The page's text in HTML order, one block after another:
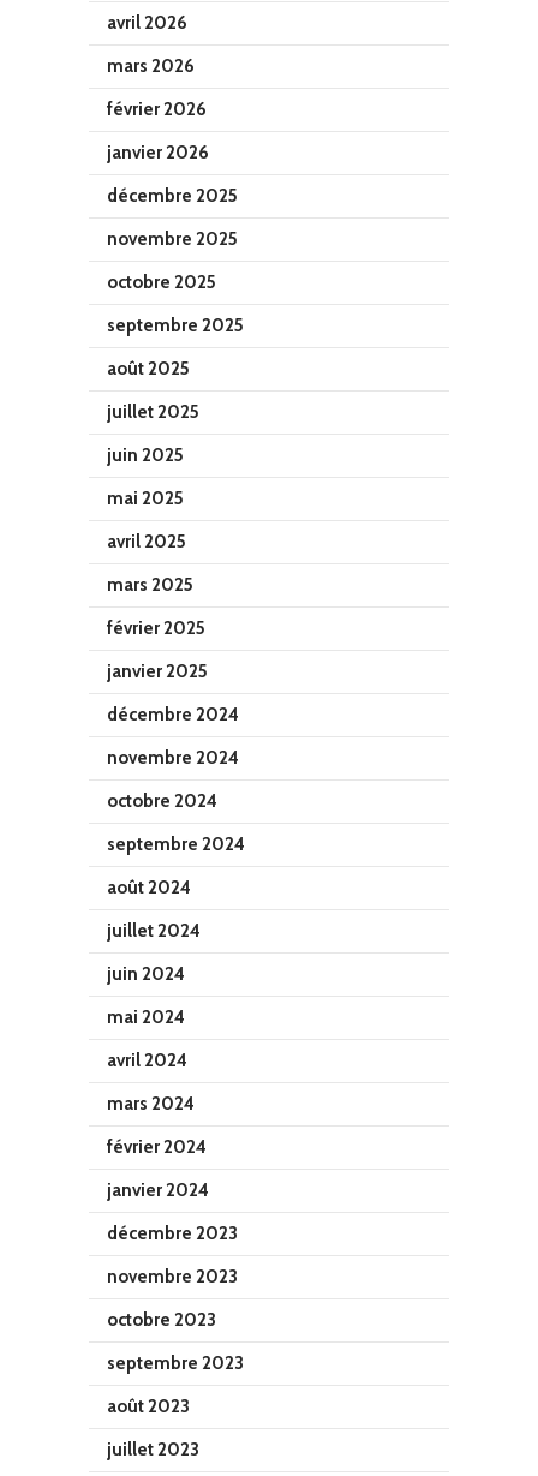
avril 2026
mars 2026
février 2026
janvier 2026
décembre 2025
novembre 2025
octobre 2025
septembre 2025
août 2025
juillet 2025
juin 2025
mai 2025
avril 2025
mars 2025
février 2025
janvier 2025
décembre 2024
novembre 2024
octobre 2024
septembre 2024
août 2024
juillet 2024
juin 2024
mai 2024
avril 2024
mars 2024
février 2024
janvier 2024
décembre 2023
novembre 2023
octobre 2023
septembre 2023
août 2023
juillet 2023